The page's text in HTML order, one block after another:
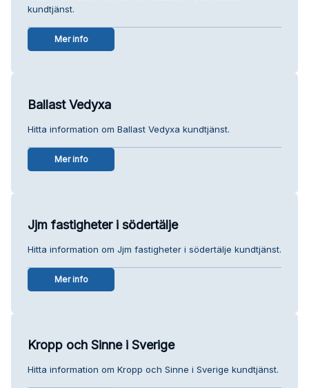
kundtjänst.
Mer info
Ballast Vedyxa
Hitta information om Ballast Vedyxa kundtjänst.
Mer info
Jjm fastigheter i södertälje
Hitta information om Jjm fastigheter i södertälje kundtjänst.
Mer info
Kropp och Sinne i Sverige
Hitta information om Kropp och Sinne i Sverige kundtjänst.